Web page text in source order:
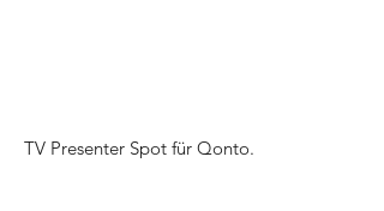
TV Presenter Spot für Qonto.